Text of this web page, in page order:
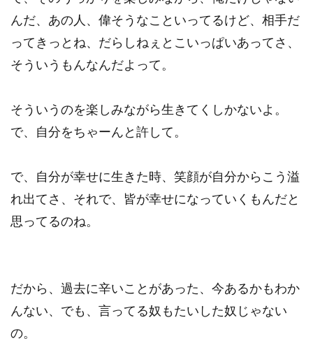
んだ、あの人、偉そうなこといってるけど、相手だ
ってきっとね、だらしねぇとこいっぱいあってさ、
そういうもんなんだよって。
そういうのを楽しみながら生きてくしかないよ。
で、自分をちゃーんと許して。
で、自分が幸せに生きた時、笑顔が自分からこう溢
れ出てさ、それで、皆が幸せになっていくもんだと
思ってるのね。
だから、過去に辛いことがあった、今あるかもわか
んない、でも、言ってる奴もたいした奴じゃない
の。